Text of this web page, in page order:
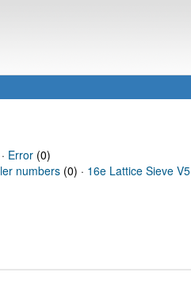
Error(0)
numbers (0) · 16e Lattice Sieve V5